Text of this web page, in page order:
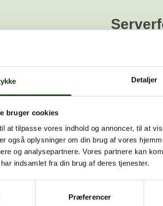
Detaljer
bruger cookies
at tilpasse vores indhold og annoncer, til at
også oplysninger om din brug af vores
og analysepartnere. Vores partnere kan
indsamlet fra din brug af deres tjenester.
Præferencer
opstod en intern serverfejl. Vi arbejder
Gå til forsiden